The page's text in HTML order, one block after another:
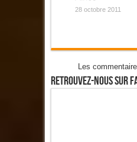
28 octobre 2011
Les
Retrouvez-Nous Sur